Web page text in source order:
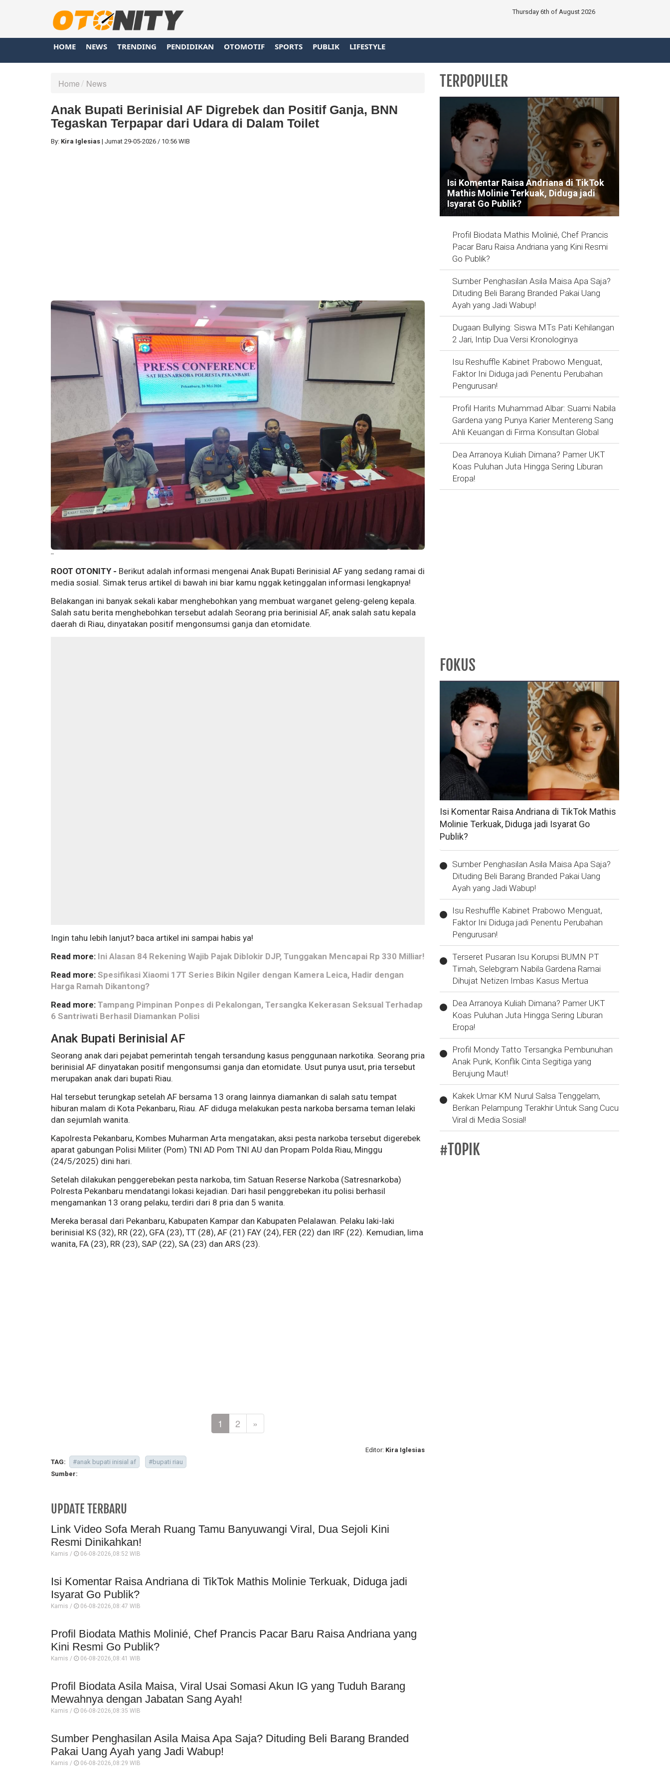
Thursday 6th of August 2026
HOME NEWS TRENDING PENDIDIKAN OTOMOTIF SPORTS PUBLIK LIFESTYLE
Home News
Anak Bupati Berinisial AF Digrebek dan Positif Ganja, BNN
Tegaskan Terpapar dari Udara di Dalam Toilet
By: Kira Iglesias | Jumat 29-05-2026 / 10:56 WIB
--
ROOT OTONITY - Berikut adalah informasi mengenai Anak Bupati Berinisial AF yang sedang ramai di
media sosial. Simak terus artikel di bawah ini biar kamu nggak ketinggalan informasi lengkapnya!
Belakangan ini banyak sekali kabar menghebohkan yang membuat warganet geleng-geleng kepala.
Salah satu berita menghebohkan tersebut adalah Seorang pria berinisial AF, anak salah satu kepala
daerah di Riau, dinyatakan positif mengonsumsi ganja dan etomidate.
Ingin tahu lebih lanjut? baca artikel ini sampai habis ya!
Read more: Ini Alasan 84 Rekening Wajib Pajak Diblokir DJP, Tunggakan Mencapai Rp 330 Milliar!
Read more: Spesifikasi Xiaomi 17T Series Bikin Ngiler dengan Kamera Leica, Hadir dengan
Harga Ramah Dikantong?
Read more: Tampang Pimpinan Ponpes di Pekalongan, Tersangka Kekerasan Seksual Terhadap
6 Santriwati Berhasil Diamankan Polisi
Anak Bupati Berinisial AF
Seorang anak dari pejabat pemerintah tengah tersandung kasus penggunaan narkotika. Seorang pria
berinisial AF dinyatakan positif mengonsumsi ganja dan etomidate. Usut punya usut, pria tersebut
merupakan anak dari bupati Riau.
Hal tersebut terungkap setelah AF bersama 13 orang lainnya diamankan di salah satu tempat
hiburan malam di Kota Pekanbaru, Riau. AF diduga melakukan pesta narkoba bersama teman lelaki
dan sejumlah wanita.
Kapolresta Pekanbaru, Kombes Muharman Arta mengatakan, aksi pesta narkoba tersebut digerebek
aparat gabungan Polisi Militer (Pom) TNI AD Pom TNI AU dan Propam Polda Riau, Minggu
(24/5/2025) dini hari.
Setelah dilakukan penggerebekan pesta narkoba, tim Satuan Reserse Narkoba (Satresnarkoba)
Polresta Pekanbaru mendatangi lokasi kejadian. Dari hasil penggrebekan itu polisi berhasil
mengamankan 13 orang pelaku, terdiri dari 8 pria dan 5 wanita.
Mereka berasal dari Pekanbaru, Kabupaten Kampar dan Kabupaten Pelalawan. Pelaku laki-laki
berinisial KS (32), RR (22), GFA (23), TT (28), AF (21) FAY (24), FER (22) dan IRF (22). Kemudian, lima
wanita, FA (23), RR (23), SAP (22), SA (23) dan ARS (23).
1 2 »
Editor: Kira Iglesias
TAG:
#anak bupati inisial af
#bupati riau
Sumber:
UPDATE TERBARU
Link Video Sofa Merah Ruang Tamu Banyuwangi Viral, Dua Sejoli Kini
Resmi Dinikahkan!
Kamis / 06-08-2026,08:52 WIB
Isi Komentar Raisa Andriana di TikTok Mathis Molinie Terkuak, Diduga jadi
Isyarat Go Publik?
Kamis / 06-08-2026,08:47 WIB
Profil Biodata Mathis Molinié, Chef Prancis Pacar Baru Raisa Andriana yang
Kini Resmi Go Publik?
Kamis / 06-08-2026,08:41 WIB
Profil Biodata Asila Maisa, Viral Usai Somasi Akun IG yang Tuduh Barang
Mewahnya dengan Jabatan Sang Ayah!
Kamis / 06-08-2026,08:35 WIB
Sumber Penghasilan Asila Maisa Apa Saja? Dituding Beli Barang Branded
Pakai Uang Ayah yang Jadi Wabup!
Kamis / 06-08-2026,08:29 WIB
TERPOPULER
Isi Komentar Raisa Andriana di TikTok
Mathis Molinie Terkuak, Diduga jadi
Isyarat Go Publik?
Profil Biodata Mathis Molinié, Chef Prancis
Pacar Baru Raisa Andriana yang Kini Resmi
Go Publik?
Sumber Penghasilan Asila Maisa Apa Saja?
Dituding Beli Barang Branded Pakai Uang
Ayah yang Jadi Wabup!
Dugaan Bullying: Siswa MTs Pati Kehilangan
2 Jari, Intip Dua Versi Kronologinya
Isu Reshuffle Kabinet Prabowo Menguat,
Faktor Ini Diduga jadi Penentu Perubahan
Pengurusan!
Profil Harits Muhammad Albar: Suami Nabila
Gardena yang Punya Karier Mentereng Sang
Ahli Keuangan di Firma Konsultan Global
Dea Arranoya Kuliah Dimana? Pamer UKT
Koas Puluhan Juta Hingga Sering Liburan
Eropa!
FOKUS
Isi Komentar Raisa Andriana di TikTok Mathis
Molinie Terkuak, Diduga jadi Isyarat Go
Publik?
Sumber Penghasilan Asila Maisa Apa Saja?
Dituding Beli Barang Branded Pakai Uang
Ayah yang Jadi Wabup!
Isu Reshuffle Kabinet Prabowo Menguat,
Faktor Ini Diduga jadi Penentu Perubahan
Pengurusan!
Terseret Pusaran Isu Korupsi BUMN PT
Timah, Selebgram Nabila Gardena Ramai
Dihujat Netizen Imbas Kasus Mertua
Dea Arranoya Kuliah Dimana? Pamer UKT
Koas Puluhan Juta Hingga Sering Liburan
Eropa!
Profil Mondy Tatto Tersangka Pembunuhan
Anak Punk, Konflik Cinta Segitiga yang
Berujung Maut!
Kakek Umar KM Nurul Salsa Tenggelam,
Berikan Pelampung Terakhir Untuk Sang Cucu
Viral di Media Sosial!
#TOPIK